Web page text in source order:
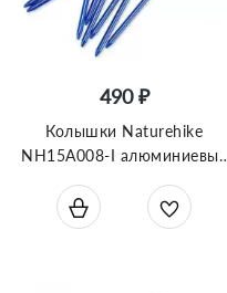
490 ₽
Колышки Naturehike
NH15A008-I алюминиевые
синий, 6927595717806